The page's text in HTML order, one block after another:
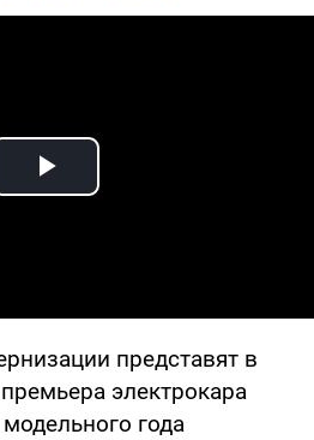
Play Video
представят в
электрокара
года